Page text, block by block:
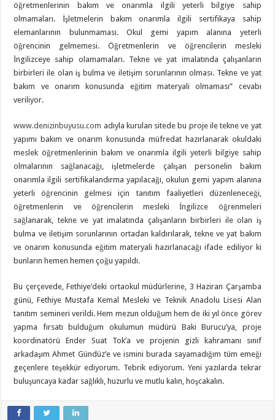
öğretmenlerinin bakım ve onarımla ilgili yeterli bilgiye sahip
olmamaları. İşletmelerin bakım onarımla ilgili sertifikaya sahip
elemanlarının bulunmaması. Okul gemi yapım alanına yeterli
öğrencinin gelmemesi. Öğretmenlerin ve öğrencilerin mesleki
İngilizceye sahip olamamaları. Tekne ve yat imalatında çalışanların
birbirleri ile olan iş bulma ve iletişim sorunlarının olması. Tekne ve yat
bakım ve onarım konusunda eğitim materyali olmaması” cevabı
veriliyor.
www.denizinbuyusu.com adıyla kurulan sitede bu proje ile tekne ve yat
yapımı bakım ve onarım konusunda müfredat hazırlanarak okuldaki
meslek öğretmenlerinin bakım ve onarımla ilgili yeterli bilgiye sahip
olmalarının sağlanacağı, işletmelerde çalışan personelin bakım
onarımla ilgili sertifikalandırma yapılacağı, okulun gemi yapım alanına
yeterli öğrencinin gelmesi için tanıtım faaliyetleri düzenleneceği,
öğretmenlerin ve öğrencilerin mesleki İngilizce öğrenmeleri
sağlanarak, tekne ve yat imalatında çalışanların birbirleri ile olan iş
bulma ve iletişim sorunlarının ortadan kaldırılarak, tekne ve yat bakım
ve onarım konusunda eğitim materyali hazırlanacağı ifade ediliyor ki
bunların hemen hemen çoğu yapıldı.
Bu çerçevede, Fethiye’deki ortaokul müdürlerine, 3 Haziran Çarşamba
günü, Fethiye Mustafa Kemal Mesleki ve Teknik Anadolu Lisesi Alan
tanıtım semineri verildi. Hem mezun olduğum hem de iki yıl önce görev
yapma fırsatı bulduğum okulumun müdürü Baki Burucu’ya, proje
koordinatörü Ender Suat Tok’a ve projenin gizli kahramanı sınıf
arkadaşım Ahmet Gündüz’e ve ismini burada sayamadığım tüm emeği
geçenlere teşekkür ediyorum. Tebrik ediyorum. Yeni yazılarda tekrar
buluşuncaya kadar sağlıklı, huzurlu ve mutlu kalın, hoşcakalın.